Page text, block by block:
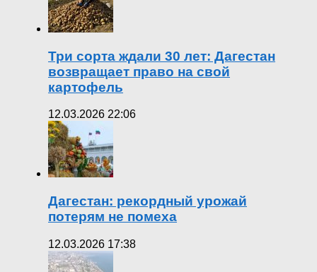
Три сорта ждали 30 лет: Дагестан
возвращает право на свой
картофель
12.03.2026 22:06
Дагестан: рекордный урожай
потерям не помеха
12.03.2026 17:38